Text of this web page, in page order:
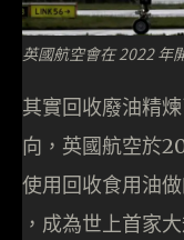
英國航空會在 2022 年
其實回收廢油精
向，英國航空於
使用回收食用油
，成為世上首家